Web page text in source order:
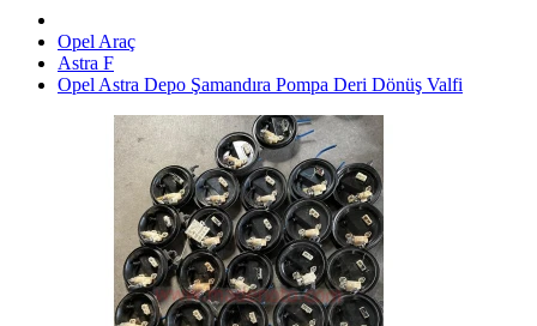
Opel Araç
Astra F
Opel Astra Depo Şamandıra Pompa Deri Dönüş Valfi